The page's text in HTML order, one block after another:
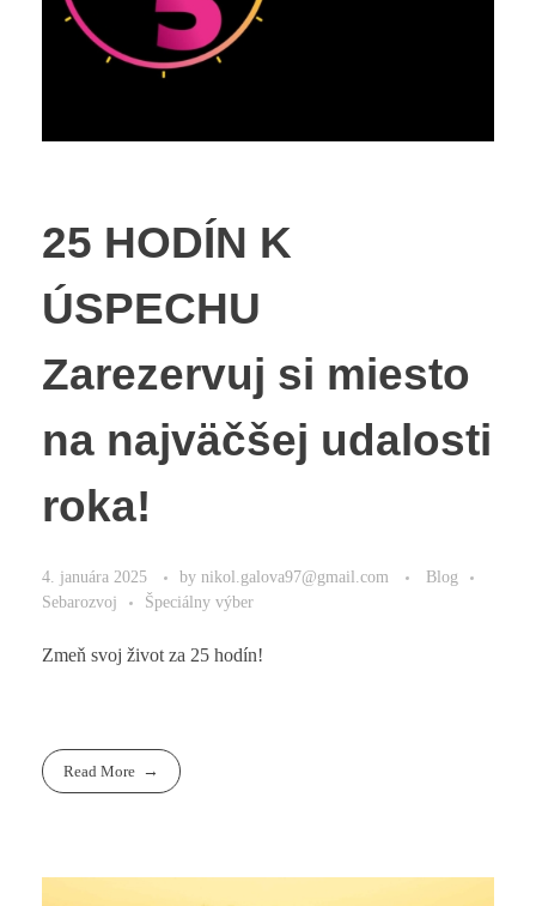
25 HODÍN K
ÚSPECHU
Zarezervuj si miesto
na najväčšej udalosti
roka!
4. januára 2025 by nikol.galova97@gmail.com
Blog
Sebarozvoj
Špeciálny výber
Zmeň svoj život za 25 hodín!
Read More